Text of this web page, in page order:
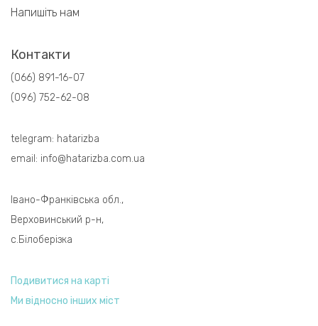
Напишіть нам
Контакти
(066) 891-16-07
(096) 752-62-08
telegram: hatarizba
email: info@hatarizba.com.ua
Івано-Франківська обл.,
Верховинський р-н,
с.Білоберізка
Подивитися на карті
Ми відносно інших міст